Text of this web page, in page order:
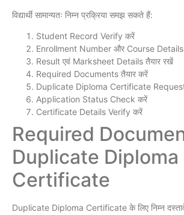
विद्यार्थी सामान्यतः निम्न प्रक्रिया समझ सकते हैं:
Student Record Verify करें
Enrollment Number और Course
Result एवं Marksheet Details तैयार रखें
Required Documents तैयार करें
Duplicate Diploma Certificate Request
Application Status Check करें
Certificate Details Verify करें
Required
Duplicate Diploma
Certificate
Duplicate Diploma Certificate के लिए निम्न